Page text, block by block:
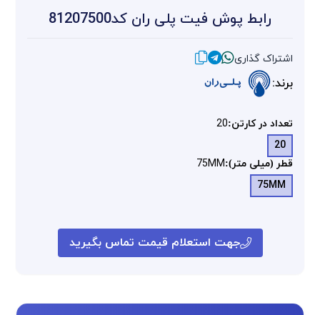
رابط پوش فیت پلی ران کد81207500
اشتراک گذاری
برند:
تعداد در کارتن:20
20
قطر (میلی متر):75MM
75MM
جهت استعلام قیمت تماس بگیرید